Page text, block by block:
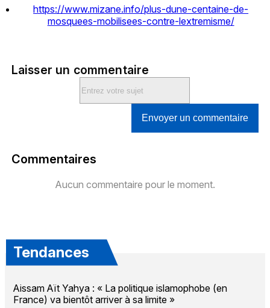
https://www.mizane.info/plus-dune-centaine-de-
mosquees-mobilisees-contre-lextremisme/
Laisser un commentaire
Envoyer un commentaire
Commentaires
Aucun commentaire pour le moment.
Tendances
Aissam Aït Yahya : « La politique islamophobe (en
France) va bientôt arriver à sa limite »